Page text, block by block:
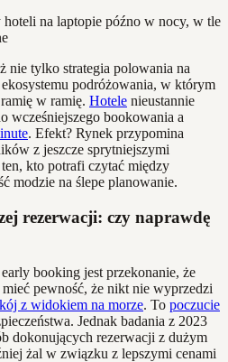
nie tylko strategia polowania na
podróżowania, w którym
w ramię. Hotele nieustannie
wcześniejszego bookowania a
. Efekt? Rynek przypomina
z jeszcze sprytniejszymi
kto potrafi czytać między
modzie na ślepe planowanie.
rezerwacji: czy naprawdę
booking jest przekonanie, że
pewność, że nikt nie wyprzedzi
z widokiem na morze. To poczucie
Jednak badania z 2023
dokonujących rezerwacji z dużym
żal w związku z lepszymi cenami